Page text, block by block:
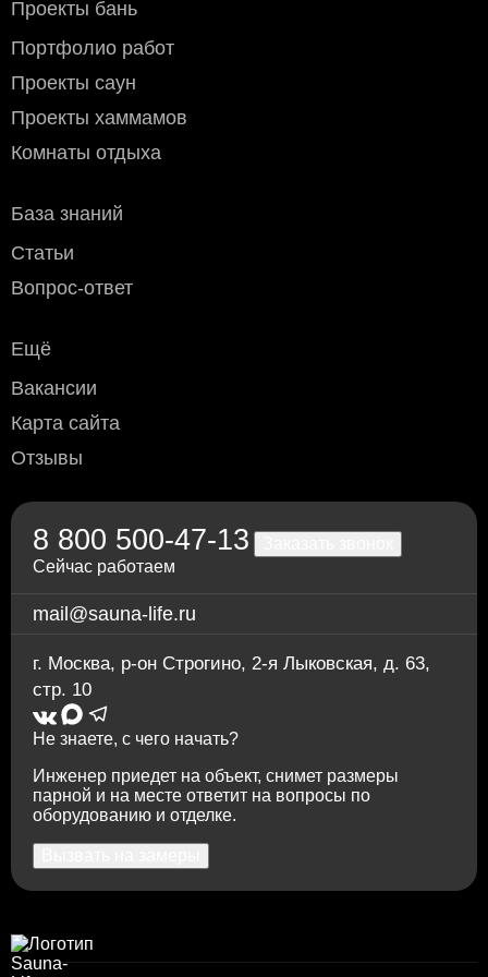
при получении заказа по тарифам транспортной
оформить доставку по адресу признспортной компании.
Мы предлагаем следующие транспортные компании:
СДЭК, ПЭК, Деловые линии, ЖелДорЭкспедиция, Байкал
Сервис и другие компании которые вам удобны.
пределах МКАД:
- крупногабаритного - 1200 рублей
Условия оплаты
Наличный расчёт
(необходимо уточнить перед доставкой)
Переводом по счёту: для физлиц — через любой
Через приложение Сбербанк онлайн
По счету в отделении любого банка
Проекты бань
Портфолио работ
Проекты саун
Проекты хаммамов
Комнаты отдыха
База знаний
Статьи
Вопрос-ответ
Ещё
Вакансии
Карта сайта
Отзывы
8 800 500-47-13
Сейчас работаем
mail@sauna-life.ru
г. Москва, р-он Строгино, 2-я Лыковская, д. 63,
стр. 10
Не знаете, с чего начать?
Инженер приедет на объект, снимет размеры
парной и на месте ответит на вопросы по
оборудованию и отделке.